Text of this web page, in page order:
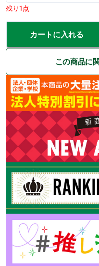
残り1点
カートに入れる
この商品に